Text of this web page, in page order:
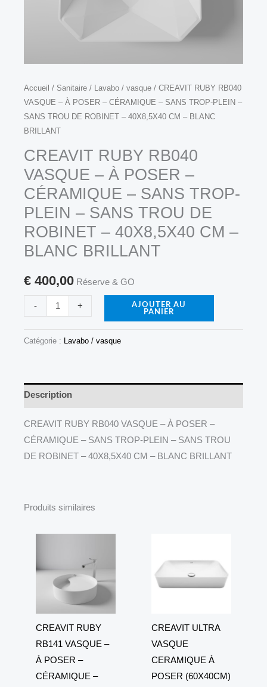
Accueil / Sanitaire / Lavabo / vasque / CREAVIT RUBY RB040
VASQUE – À POSER – CÉRAMIQUE – SANS TROP-PLEIN –
SANS TROU DE ROBINET – 40X8,5X40 CM – BLANC
BRILLANT
CREAVIT RUBY RB040
VASQUE – À POSER –
CÉRAMIQUE – SANS TROP-
PLEIN – SANS TROU DE
ROBINET – 40X8,5X40 CM –
BLANC BRILLANT
€ 400,00 Réserve & GO
-
quantité
de
CREAVIT
RUBY
RB040
VASQUE
À
POSER
–
CÉRAMIQUE
SANS
TROP-
SANS
ROBINET
40X8,5X40
CM
–
+
AJOUTER AU
PANIER
Catégorie : Lavabo / vasque
Description
CREAVIT RUBY RB040 VASQUE – À POSER –
CÉRAMIQUE – SANS TROP-PLEIN – SANS TROU
DE ROBINET – 40X8,5X40 CM – BLANC BRILLANT
Produits similaires
CREAVIT RUBY
RB141 VASQUE –
À POSER –
CÉRAMIQUE –
CREAVIT ULTRA
VASQUE
CERAMIQUE À
POSER (60X40CM)
BLANC
BRILLANT